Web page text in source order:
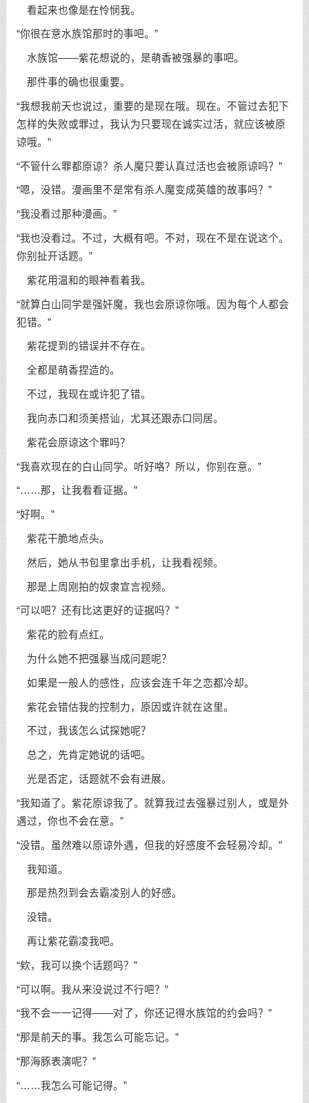
看起来也像是在怜悯我。
“你很在意水族馆那时的事吧。”
水族馆——紫花想说的，是萌香被强暴的事吧。
那件事的确也很重要。
“我想我前天也说过，重要的是现在哦。现在。不管过去犯下
怎样的失败或罪过，我认为只要现在诚实过活，就应该被原
谅哦。”
“不管什么罪都原谅？杀人魔只要认真过活也会被原谅吗？”
“嗯，没错。漫画里不是常有杀人魔变成英雄的故事吗？”
“我没看过那种漫画。”
“我也没看过。不过，大概有吧。不对，现在不是在说这个。
你别扯开话题。”
紫花用温和的眼神看着我。
“就算白山同学是强奸魔，我也会原谅你哦。因为每个人都会
犯错。”
紫花提到的错误并不存在。
全都是萌香捏造的。
不过，我现在或许犯了错。
我向赤口和须美搭讪，尤其还跟赤口同居。
紫花会原谅这个罪吗？
“我喜欢现在的白山同学。听好咯？所以，你别在意。”
“……那，让我看看证据。”
“好啊。”
紫花干脆地点头。
然后，她从书包里拿出手机，让我看视频。
那是上周刚拍的奴隶宣言视频。
“可以吧？还有比这更好的证据吗？”
紫花的脸有点红。
为什么她不把强暴当成问题呢？
如果是一般人的感性，应该会连千年之恋都冷却。
紫花会错估我的控制力，原因或许就在这里。
不过，我该怎么试探她呢？
总之，先肯定她说的话吧。
光是否定，话题就不会有进展。
“我知道了。紫花原谅我了。就算我过去强暴过别人，或是外
遇过，你也不会在意。”
“没错。虽然难以原谅外遇，但我的好感度不会轻易冷却。”
我知道。
那是热烈到会去霸凌别人的好感。
没错。
再让紫花霸凌我吧。
“欸，我可以换个话题吗？”
“可以啊。我从来没说过不行吧？”
“我不会一一记得——对了，你还记得水族馆的约会吗？”
“那是前天的事。我怎么可能忘记。”
“那海豚表演呢？”
“……我怎么可能记得。”